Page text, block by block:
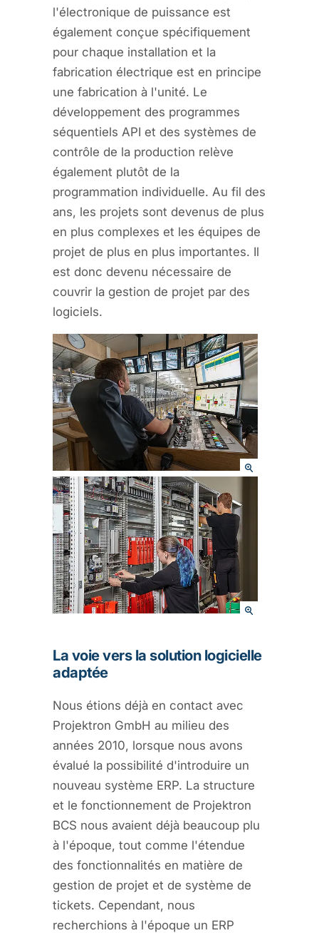
l'électronique de puissance est
également conçue spécifiquement
pour chaque installation et la
fabrication électrique est en principe
une fabrication à l'unité. Le
développement des programmes
séquentiels API et des systèmes de
contrôle de la production relève
également plutôt de la
programmation individuelle. Au fil des
ans, les projets sont devenus de plus
en plus complexes et les équipes de
projet de plus en plus importantes. Il
est donc devenu nécessaire de
couvrir la gestion de projet par des
logiciels.
La voie vers la solution logicielle
adaptée
Nous étions déjà en contact avec
Projektron GmbH au milieu des
années 2010, lorsque nous avons
évalué la possibilité d'introduire un
nouveau système ERP. La structure
et le fonctionnement de Projektron
BCS nous avaient déjà beaucoup plu
à l'époque, tout comme l'étendue
des fonctionnalités en matière de
gestion de projet et de système de
tickets. Cependant, nous
recherchions à l'époque un ERP